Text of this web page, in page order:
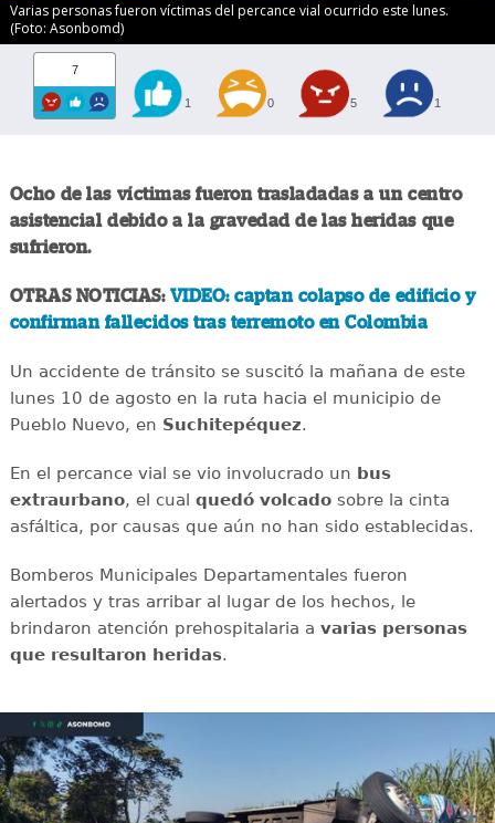
Varias personas fueron víctimas del percance vial ocurrido este lunes.
(Foto: Asonbomd)
7
1 0 5 1
Ocho de las víctimas fueron trasladadas a un centro
asistencial debido a la gravedad de las heridas que
sufrieron.
OTRAS NOTICIAS: VIDEO: captan colapso de edificio y
confirman fallecidos tras terremoto en Colombia
Un accidente de tránsito se suscitó la mañana de este
lunes 10 de agosto en la ruta hacia el municipio de
Pueblo Nuevo, en Suchitepéquez.
En el percance vial se vio involucrado un bus
extraurbano, el cual quedó volcadosobre la cinta
asfáltica, por causas que aún no han sido establecidas.
Bomberos Municipales Departamentales fueron
alertados y tras arribar al lugar de los hechos, le
brindaron atención prehospitalaria a varias personas
que resultaron heridas.